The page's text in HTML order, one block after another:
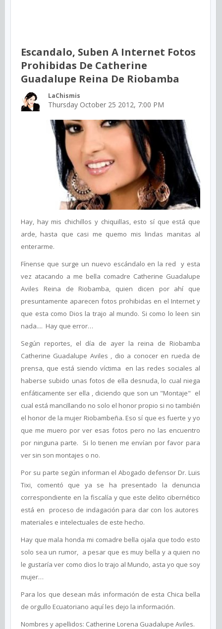
Escandalo, Suben A Internet Fotos
Prohibidas De Catherine
Guadalupe Reina De Riobamba
LaChismis
Thursday October 25 2012, 7:00 PM
Hay, hay mis chichillos y chiquillas, esto sí que está que
arde, hasta que casi me quemo mis lindas manitas al
enterarme.
Fínense que surge un nuevo escándalo en la red y esta
vez atacando a me bella comadre Catherine Guadalupe
Aviles Reina de Riobamba, quien dicen por ahí que
presuntamente aparecen fotos prohibidas en el Internet y
que esta como Dios la trajo al mundo. Si como lo leen sin
nada.... Hay que error…
Según reportes, el día de ayer la reina de Riobamba
Catherine Guadalupe Aviles , dio a conocer en rueda de
prensa, que está siendo víctima en las redes sociales al
haberse subido unas fotos de ella desnuda, lo cual niega
enfáticamente ser ella , diciendo que son un "Montaje" el
cual está mancillando no solo el honor propio si no también
el honor de la mujer Riobambeña. Eso sí que es fuerte y yo
que me muero por ver esas fotos pero no las encuentro
por ninguna parte. Si lo tienen me envían por favor para
ver sin son montajes o no.
Por su parte según informan el Abogado defensor Dr. Luis
Tixi, comentó que ya se ha presentado la denuncia
correspondiente en la fiscalía y que este delito cibernético
está en proceso de indagación para dar con los autores
materiales e intelectuales de este hecho.
Hay que mala honda mi comadre bella ojala que todo esto
solo sea un rumor, a pesar que es muy bella y a quien no
le gustaría ver como dios lo trajo al Mundo, asta yo que soy
mujer…
Para los que desean más información de esta Chica bella
de orgullo Ecuatoriano aquí les dejo la información.
Nombres y apellidos: Catherine Lorena Guadalupe Aviles.